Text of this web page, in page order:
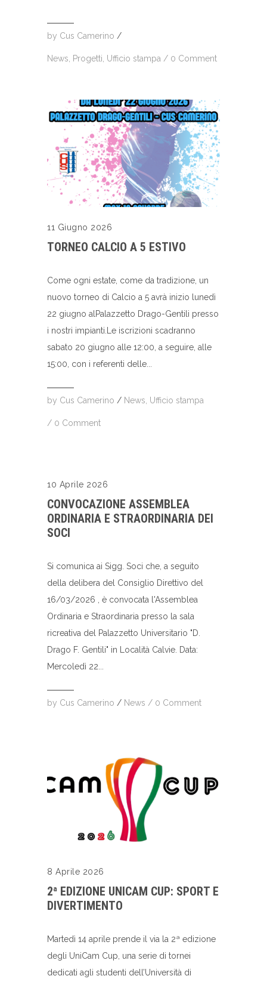
by Cus Camerino /
News, Progetti, Ufficio stampa / 0 Comment
11 Giugno 2026
TORNEO CALCIO A 5 ESTIVO
Come ogni estate, come da tradizione, un
nuovo torneo di Calcio a 5 avrà inizio lunedì
22 giugno alPalazzetto Drago-Gentili presso
i nostri impianti.Le iscrizioni scadranno
sabato 20 giugno alle 12:00, a seguire, alle
15:00, con i referenti delle...
by Cus Camerino / News, Ufficio stampa
/ 0 Comment
10 Aprile 2026
CONVOCAZIONE ASSEMBLEA
ORDINARIA E STRAORDINARIA DEI
SOCI
Si comunica ai Sigg. Soci che, a seguito
della delibera del Consiglio Direttivo del
16/03/2026 , è convocata l'Assemblea
Ordinaria e Straordinaria presso la sala
ricreativa del Palazzetto Universitario "D.
Drago F. Gentili" in Località Calvie. Data:
Mercoledì 22...
by Cus Camerino / News / 0 Comment
8 Aprile 2026
2ª EDIZIONE UNICAM CUP: SPORT E
DIVERTIMENTO
Martedì 14 aprile prende il via la 2ª edizione
degli UniCam Cup, una serie di tornei
dedicati agli studenti dell’Università di